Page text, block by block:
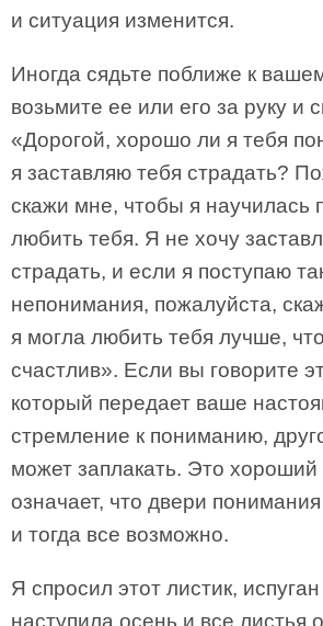
и ситуация изменится.
Иногда сядьте поближе к
возьмите ее или его за руку и
«Дорогой, хорошо ли я тебя
я заставляю тебя страдать?
скажи мне, чтобы я научилась
любить тебя. Я не хочу
страдать, и если я поступаю
непонимания, пожалуйста,
я могла любить тебя лучше,
счастлив». Если вы говорите
который передает ваше
стремление к пониманию,
может заплакать. Это хороший
означает, что двери
и тогда все возможно.
Я спросил этот листик,
наступила осень и все листья